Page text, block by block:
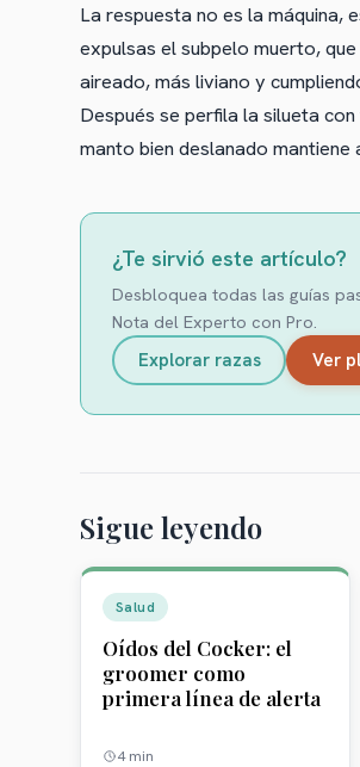
La respuesta no es la máquina,
expulsas el subpelo muerto,
aireado, más liviano y
Después se perfila la silueta
manto bien deslanado
¿Te sirvió este artículo?
Desbloquea todas las guías
Nota del Experto con Pro.
Explorar razas Ver
Sigue leyendo
Salud
Oídos del Cocker: el
groomer como
primera línea de alerta
4min